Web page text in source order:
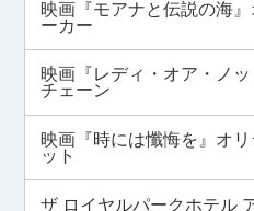
映画『モアナと伝説の海
ーカー
映画『レディ・オア・ノ
チェーン
映画『時には懺悔を』オ
ット
ザ ロイヤルパークホテル